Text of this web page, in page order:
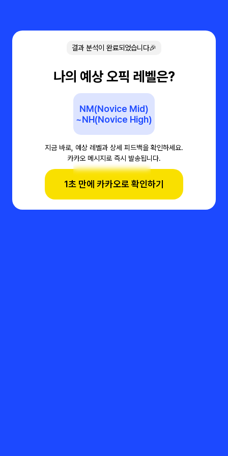
결과 분석이 완료되었습니다🎉
나의 예상 오픽 레벨은?
NM(Novice Mid)
~NH(Novice High)
지금 바로, 예상 레벨과 상세 피드백을 확인하세요.
카카오 메시지로 즉시 발송됩니다.
1초 만에 카카오로 확인하기